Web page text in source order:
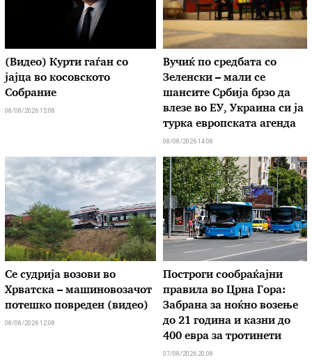
(Видео) Курти гаѓан со
јајца во косовското
Собрание
08/08/2026 15:08
Вучиќ по средбата со
Зеленски – мали се
шансите Србија брзо да
влезе во ЕУ, Украина си ја
турка европската агенда
08/08/2026 14:08
Се судрија возови во
Хрватска – машиновозачот
потешко повреден (видео)
08/08/2026 12:08
Построги сообраќајни
правила во Црна Гора:
Забрана за ноќно возење
до 21 година и казни до
400 евра за тротинети
07/08/2026 20:08